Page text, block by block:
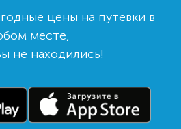
цены на путевки в
месте,
не находились!